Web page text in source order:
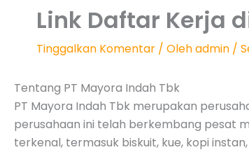
Link Daftar Kerja
Tinggalkan Komentar / Olehadmin /
Tentang PT Mayora Indah Tbk
PT Mayora Indah Tbk merupakan
perusahaan ini telah berkembang pesat
terkenal, termasuk biskuit, kue, kopi